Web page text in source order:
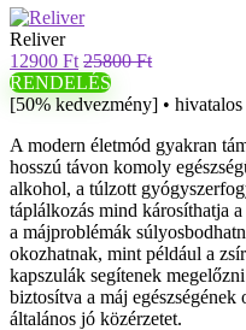
Reliver
12900 Ft 25800 Ft
RENDELÉS
[50% kedvezmény] •
A modern életmód gyakran
hosszú távon komoly
alkohol, a túlzott
táplálkozás mind károsíthatja
a májproblémák
okozhatnak, mint például a
kapszulák segítenek
biztosítva a máj
általános jó közérzetet.